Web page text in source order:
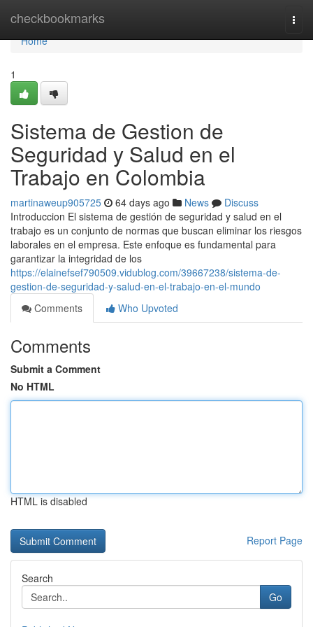
checkbookmarks
Home
Home
1
Sistema de Gestion de
Seguridad y Salud en el
Trabajo en Colombia
martinaweup905725 64 days ago News
Discuss
Introduccion El sistema de gestión de seguridad y salud en el
trabajo es un conjunto de normas que buscan eliminar los riesgos
laborales en el empresa. Este enfoque es fundamental para
garantizar la integridad de los
https://elainefsef790509.vidublog.com/39667238/sistema-de-
gestion-de-seguridad-y-salud-en-el-trabajo-en-el-mundo
Comments
Who Upvoted
Comments
Submit a Comment
No HTML
HTML is disabled
Report Page
Search
Go